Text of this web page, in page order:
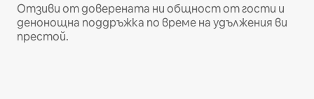
Отзиви от доверената ни общност от гости и
денонощна поддръжка по време на удължения ви
престой.